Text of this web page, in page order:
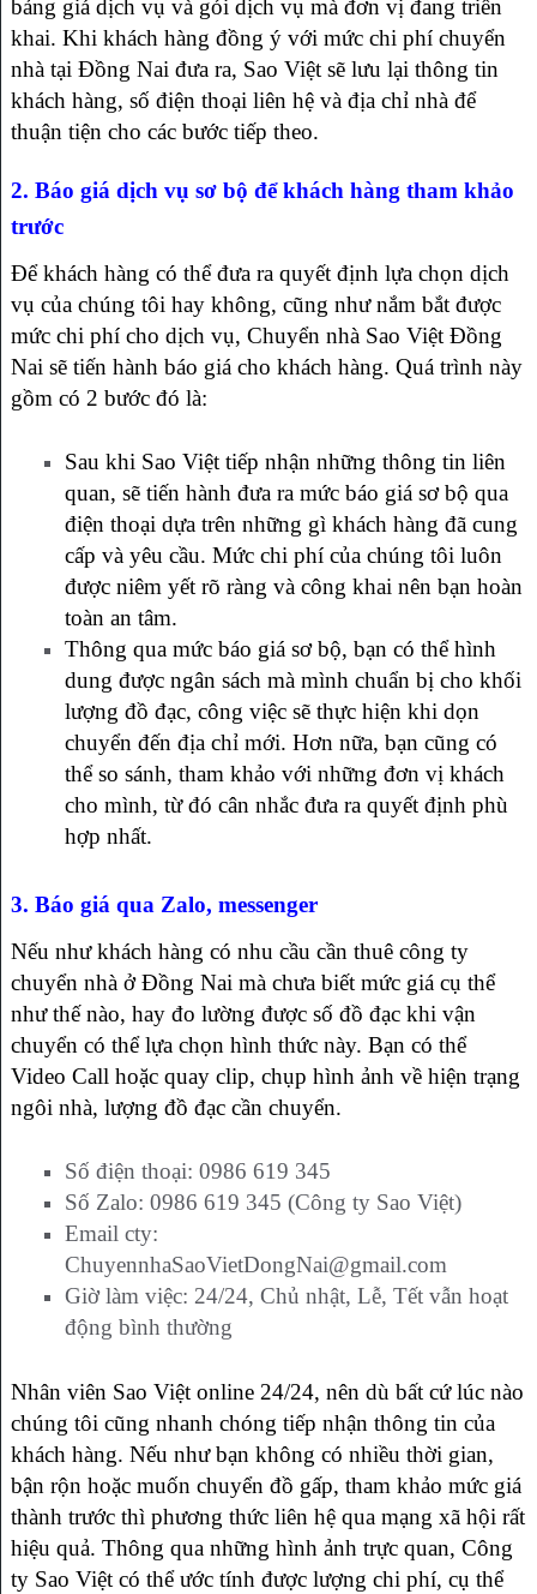
bảng giá dịch vụ và gói dịch vụ mà đơn vị đang triển
khai. Khi khách hàng đồng ý với mức chi phí chuyển
nhà tại Đồng Nai đưa ra, Sao Việt sẽ lưu lại thông tin
khách hàng, số điện thoại liên hệ và địa chỉ nhà để
thuận tiện cho các bước tiếp theo.
2. Báo giá dịch vụ sơ bộ để khách hàng tham khảo
trước
Để khách hàng có thể đưa ra quyết định lựa chọn dịch
vụ của chúng tôi hay không, cũng như nắm bắt được
mức chi phí cho dịch vụ, Chuyển nhà Sao Việt Đồng
Nai sẽ tiến hành báo giá cho khách hàng. Quá trình này
gồm có 2 bước đó là:
Sau khi Sao Việt tiếp nhận những thông tin liên
quan, sẽ tiến hành đưa ra mức báo giá sơ bộ qua
điện thoại dựa trên những gì khách hàng đã cung
cấp và yêu cầu. Mức chi phí của chúng tôi luôn
được niêm yết rõ ràng và công khai nên bạn hoàn
toàn an tâm.
Thông qua mức báo giá sơ bộ, bạn có thể hình
dung được ngân sách mà mình chuẩn bị cho khối
lượng đồ đạc, công việc sẽ thực hiện khi dọn
chuyển đến địa chỉ mới. Hơn nữa, bạn cũng có
thể so sánh, tham khảo với những đơn vị khách
cho mình, từ đó cân nhắc đưa ra quyết định phù
hợp nhất.
3. Báo giá qua Zalo, messenger
Nếu như khách hàng có nhu cầu cần thuê công ty
chuyển nhà ở Đồng Nai mà chưa biết mức giá cụ thể
như thế nào, hay đo lường được số đồ đạc khi vận
chuyển có thể lựa chọn hình thức này. Bạn có thể
Video Call hoặc quay clip, chụp hình ảnh về hiện trạng
ngôi nhà, lượng đồ đạc cần chuyển.
Số điện thoại: 0986 619 345
Số Zalo: 0986 619 345 (Công ty Sao Việt)
Email cty:
ChuyennhaSaoVietDongNai@gmail.com
Giờ làm việc: 24/24, Chủ nhật, Lễ, Tết vẫn hoạt
động bình thường
Nhân viên Sao Việt online 24/24, nên dù bất cứ lúc nào
chúng tôi cũng nhanh chóng tiếp nhận thông tin của
khách hàng. Nếu như bạn không có nhiều thời gian,
bận rộn hoặc muốn chuyển đồ gấp, tham khảo mức giá
thành trước thì phương thức liên hệ qua mạng xã hội rất
hiệu quả. Thông qua những hình ảnh trực quan, Công
ty Sao Việt có thể ước tính được lượng chi phí, cụ thể